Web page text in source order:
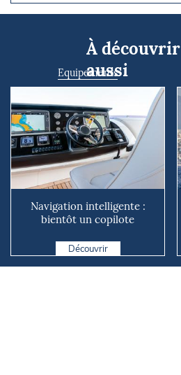
À découvrir
aussi
Equipements
Navigation intelligente :
bientôt un copilote
Découvrir